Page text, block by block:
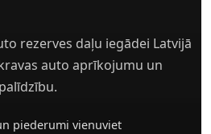
rezerves daļu iegādei Latvijā
auto aprīkojumu un
piederumi vienuviet